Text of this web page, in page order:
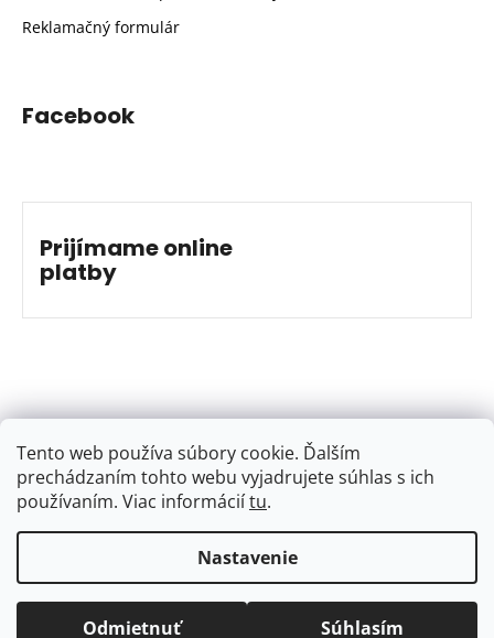
Tento web používa súbory cookie. Ďalším
prechádzaním tohto webu vyjadrujete súhlas s ich
používaním. Viac informáciítu.
Nastavenie
Odmietnuť Súhlasím
Reklamačný formulár
Facebook
Prijímame online
platby
Vytvoril Shoptet&Jakub Grác
Copyright 2026BAJKSHOP . Všetky práva vyhradené.